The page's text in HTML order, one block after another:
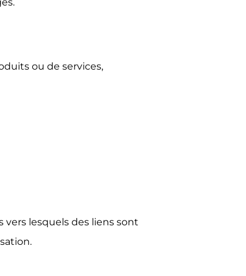
ou de services,
lesquels des liens sont